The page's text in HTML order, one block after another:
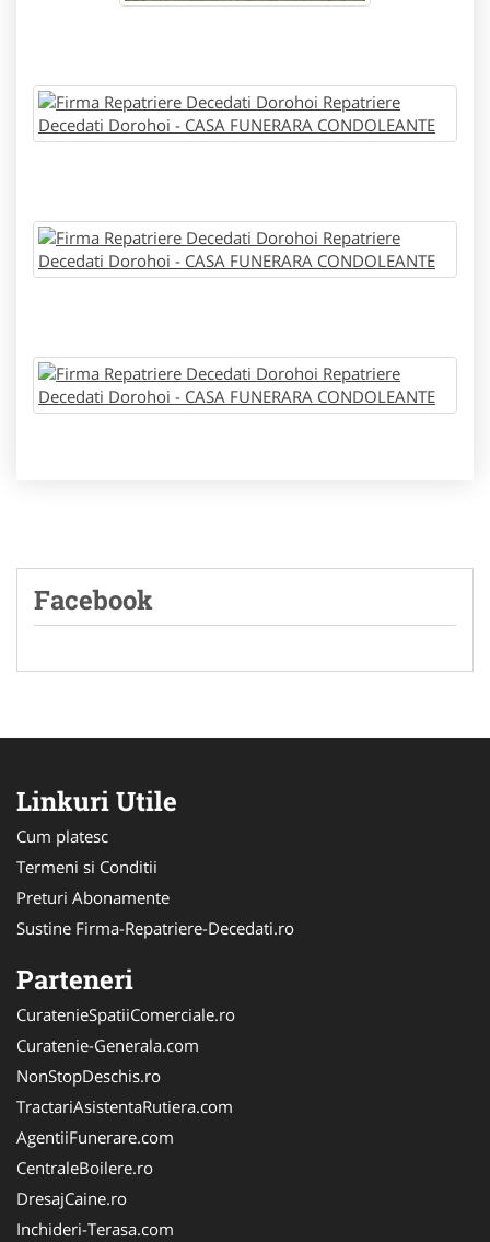
Facebook
Linkuri Utile
Cum platesc
Termeni si Conditii
Preturi Abonamente
Sustine Firma-Repatriere-Decedati.ro
Parteneri
CuratenieSpatiiComerciale.ro
Curatenie-Generala.com
NonStopDeschis.ro
TractariAsistentaRutiera.com
AgentiiFunerare.com
CentraleBoilere.ro
DresajCaine.ro
Inchideri-Terasa.com